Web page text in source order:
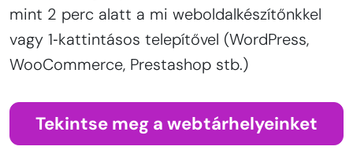
mint 2 perc alatt a mi weboldalkészítőnkkel
vagy 1‑kattintásos telepítővel (WordPress,
WooCommerce, Prestashop stb.)
Tekintse meg a webtárhelyeinket